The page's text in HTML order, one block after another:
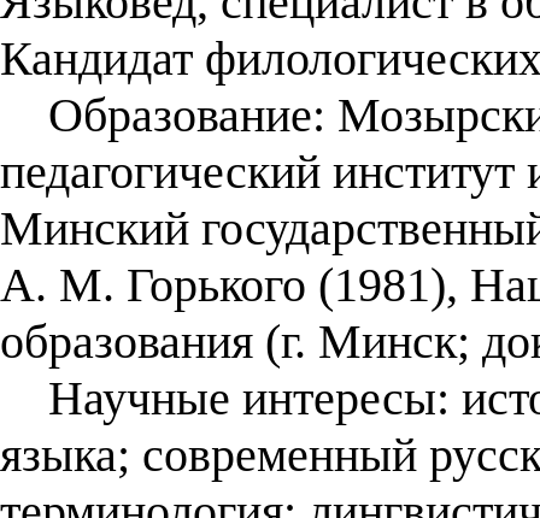
Кандидат
Образование:
педагогический
Минский
А. М. Горького (1981),
образования (г. Минск;
Научные интересы:
языка; современный